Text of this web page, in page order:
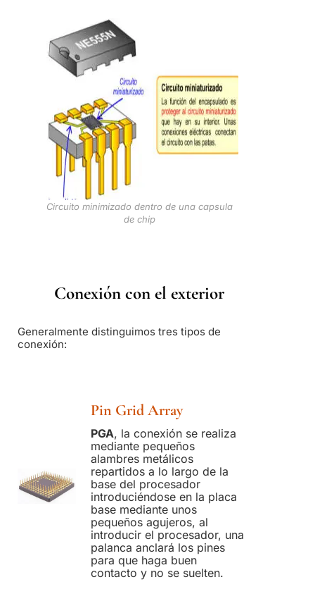
Circuito minimizado dentro de una capsula
de chip
Conexión con el exterior
Generalmente distinguimos tres tipos de
conexión:
Pin Grid Array
PGA, la conexión se realiza
mediante pequeños
alambres metálicos
repartidos a lo largo de la
base del procesador
introduciéndose en la placa
base mediante unos
pequeños agujeros, al
introducir el procesador, una
palanca anclará los pines
para que haga buen
contacto y no se suelten.